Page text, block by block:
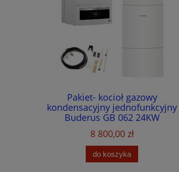
Pakiet- kocioł gazowy
kondensacyjny jednofunkcyjny
Buderus GB 062 24KW
V2+podgrzewacz Buderus WU
120W-B + czujnik podgrzewacza
8 800,00 zł
do koszyka